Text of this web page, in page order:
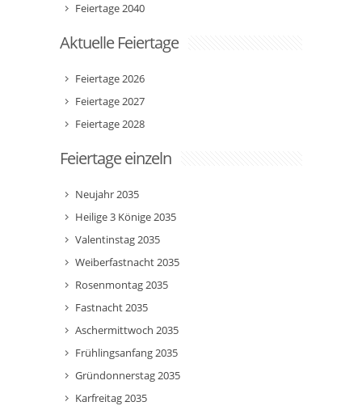
Feiertage 2040
Aktuelle Feiertage
Feiertage 2026
Feiertage 2027
Feiertage 2028
Feiertage einzeln
Neujahr 2035
Heilige 3 Könige 2035
Valentinstag 2035
Weiberfastnacht 2035
Rosenmontag 2035
Fastnacht 2035
Aschermittwoch 2035
Frühlingsanfang 2035
Gründonnerstag 2035
Karfreitag 2035